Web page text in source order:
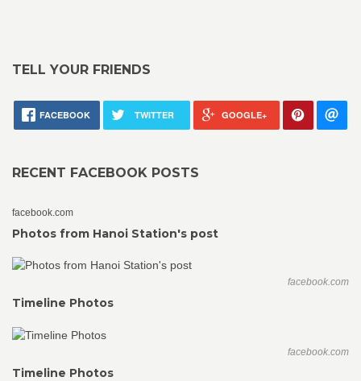
TELL YOUR FRIENDS
FACEBOOK TWITTER GOOGLE+
RECENT FACEBOOK POSTS
facebook.com
Photos from Hanoi Station's post
facebook.com
Timeline Photos
facebook.com
Timeline Photos